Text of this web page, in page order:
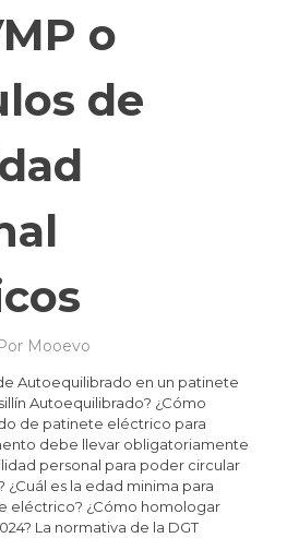
o
de
Mooevo
Autoequilibrado en un patinete
Autoequilibrado? ¿Cómo
de patinete eléctrico para
debe llevar obligatoriamente
personal para poder circular
¿Cuál es la edad minima para
eléctrico? ¿Cómo homologar
La normativa de la DGT